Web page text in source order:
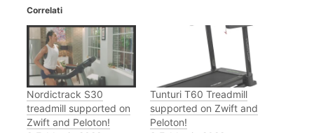
Correlati
Nordictrack S30
treadmill supported on
Zwift and Peloton!
Tunturi T60 Treadmill
supported on Zwift and
Peloton!